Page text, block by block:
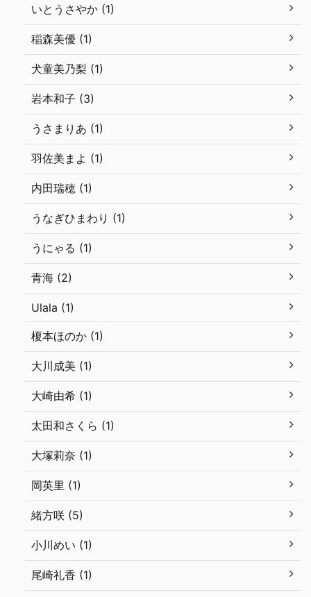
いとうさやか (1)
稲森美優 (1)
犬童美乃梨 (1)
岩本和子 (3)
うさまりあ (1)
羽佐美まよ (1)
内田瑞穂 (1)
うなぎひまわり (1)
うにゃる (1)
青海 (2)
Ulala (1)
榎本ほのか (1)
大川成美 (1)
大崎由希 (1)
太田和さくら (1)
大塚莉奈 (1)
岡英里 (1)
緒方咲 (5)
小川めい (1)
尾崎礼香 (1)